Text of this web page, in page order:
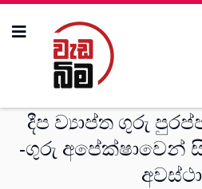
දීප ව්‍යාප්ත ගුරු
-ගුරු අපේක්ෂාවෙන්